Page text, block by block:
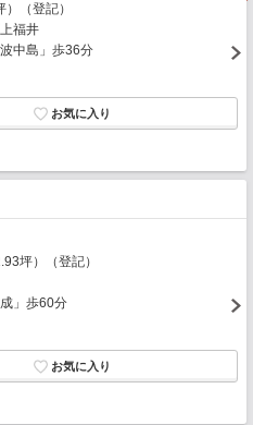
（登記）
福井
中島」歩36分
坪）（登記）
」歩60分